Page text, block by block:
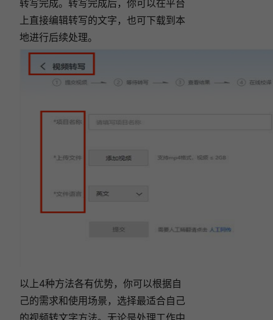
转写完成。转写完成后，你可以在平台
上直接编辑转写的文字，也可下载到本
地进行后续处理。
以上4种方法各有优势，你可以根据自
己的需求和使用场景，选择最适合自己